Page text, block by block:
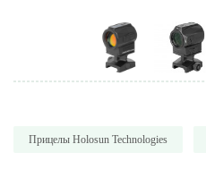
Прицелы Holosun Technologies